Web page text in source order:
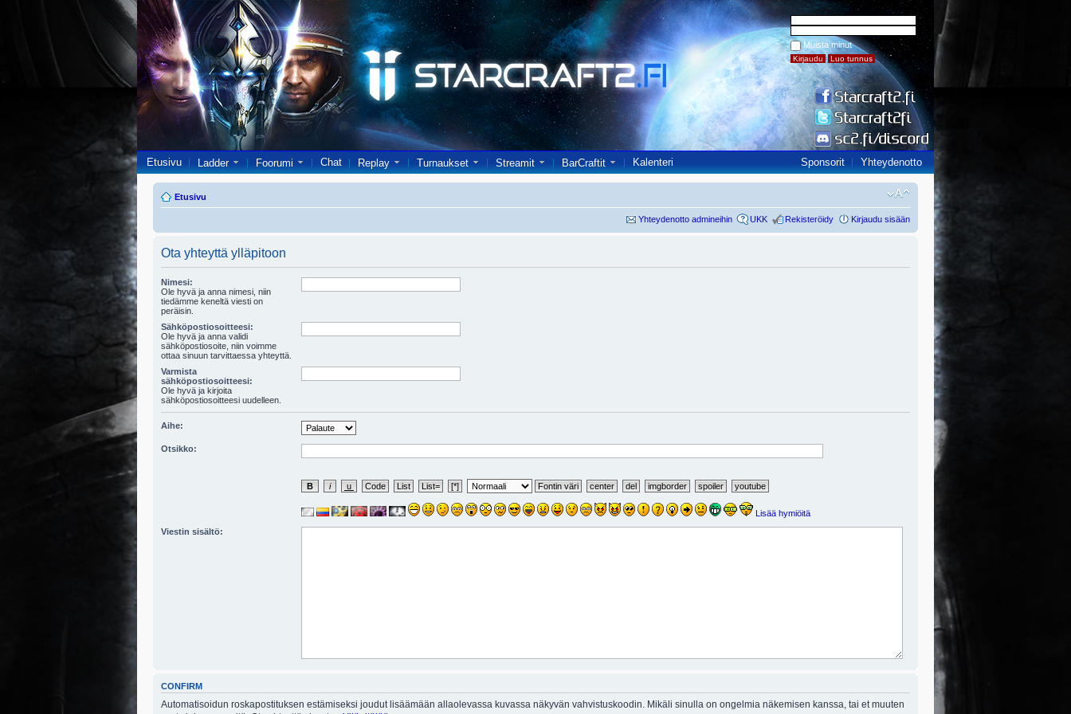
Muista minut
Etusivu Ladder Foorumi Chat Replay Turnaukset Streamit BarCraftit Kalenteri Sponsorit Yhteydenotto
Etusivu
Yhteydenotto admineihin UKK Rekisteröidy Kirjaudu sisään
Ota yhteyttä ylläpitoon
Nimesi:
Ole hyvä ja anna nimesi, niin
tiedämme keneltä viesti on
peräisin.
Sähköpostiosoitteesi:
Ole hyvä ja anna validi
sähköpostiosoite, niin voimme
ottaa sinuun tarvittaessa yhteyttä.
Varmista
sähköpostiosoitteesi:
Ole hyvä ja kirjoita
sähköpostiosoitteesi uudelleen.
Aihe:
Otsikko:
Lisää hymiöitä
Viestin sisältö:
CONFIRM
Automatisoidun roskapostituksen estämiseksi joudut lisäämään allaolevassa kuvassa näkyvän vahvistuskoodin. Mikäli sinulla on ongelmia näkemisen kanssa, tai et muuten